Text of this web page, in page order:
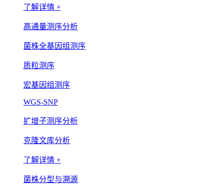
了解详情 +
高通量测序分析
菌株全基因组测序
质粒测序
宏基因组测序
WGS-SNP
扩增子测序分析
克隆文库分析
了解详情 +
菌株分型与溯源